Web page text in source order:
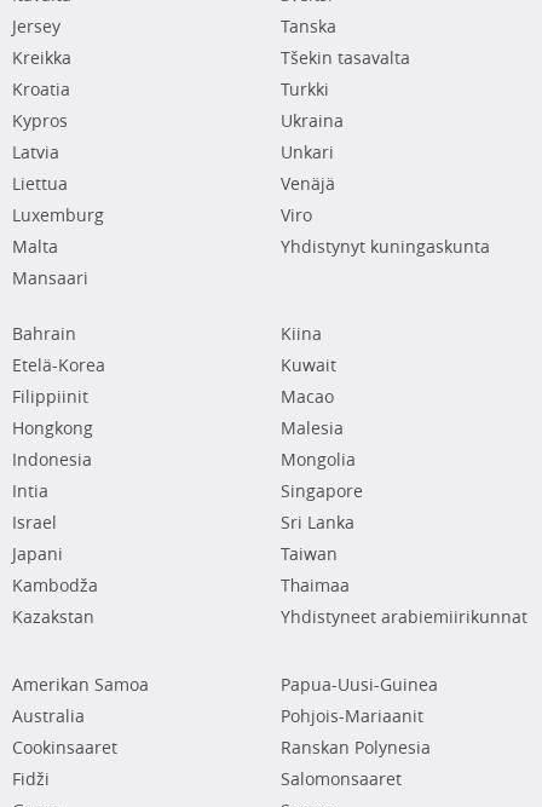
Jersey
Kreikka
Kroatia
Kypros
Latvia
Liettua
Luxemburg
Malta
Mansaari
Tanska
Tšekin tasavalta
Turkki
Ukraina
Unkari
Venäjä
Viro
Yhdistynyt kuningaskunta
Bahrain
Etelä-Korea
Filippiinit
Hongkong
Indonesia
Intia
Israel
Japani
Kambodža
Kazakstan
Kiina
Kuwait
Macao
Malesia
Mongolia
Singapore
Sri Lanka
Taiwan
Thaimaa
Yhdistyneet arabiemiirikunnat
Amerikan Samoa
Australia
Cookinsaaret
Fidži
Papua-Uusi-Guinea
Pohjois-Mariaanit
Ranskan Polynesia
Salomonsaaret